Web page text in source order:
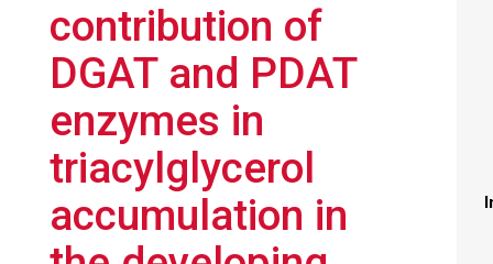
contribution of
DGAT and PDAT
enzymes in
triacylglycerol
accumulation in